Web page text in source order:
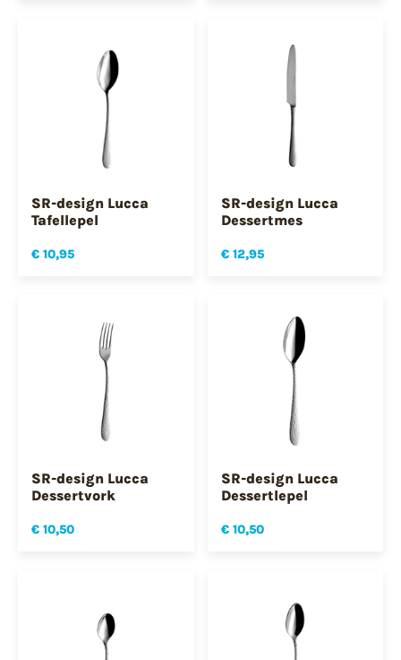
SR-design Lucca
Tafellepel
€ 10,95
SR-design Lucca
Dessertmes
€ 12,95
SR-design Lucca
Dessertvork
€ 10,50
SR-design Lucca
Dessertlepel
€ 10,50